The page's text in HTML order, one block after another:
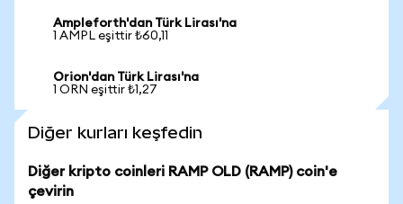
Ampleforth'dan Türk Lirası'na
1 AMPL eşittir ₺60,11
Orion'dan Türk Lirası'na
1 ORN eşittir ₺1,27
Diğer kurları keşfedin
Diğer kripto coinleri RAMP OLD (RAMP) coin'e
çevirin